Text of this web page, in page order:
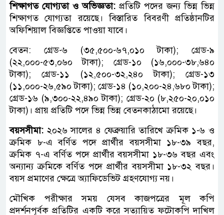
শিক্ষাগত যোগ্যতা ও অভিজ্ঞতা: প্রতিটি পদের জন্য ভিন্ন ভিন্ন
শিক্ষাগত যোগ্যতা রয়েছে। বিস্তারিত বিবরণী প্রতিষ্ঠানটির
অফিশিয়াল বিজ্ঞপ্তিতে পাওয়া যাবে।
বেতন: গ্রেড-৬ (৩৫,৫০০-৬৭,০১০ টাকা); গ্রেড-৯
(২২,০০০-৫৩,০৬০ টাকা); গ্রেড-১০ (১৬,০০০-৩৮,৬৪০
টাকা); গ্রেড-১১ (১২,৫০০-৩২,২৪০ টাকা); গ্রেড-১৩
(১১,০০০-২৬,৫৯০ টাকা); গ্রেড-১৪ (১০,২০০-২৪,৬৮০ টাকা);
গ্রেড-১৬ (৯,৩০০-২২,৪৯০ টাকা); গ্রেড-২০ (৮,২৫০-২০,০১০
টাকা)। প্রায় প্রতিটি পদে ভিন্ন ভিন্ন বেতনকাঠামো রয়েছে।
বয়সসীমা: ২০২৬ সালের ৪ ফেব্রুয়ারি তারিখে ক্রমিক ১-৬ ও
ক্রমিক ৮-এ বর্ণিত পদে প্রার্থীর বয়সসীমা ১৮-৩৯ বছর,
ক্রমিক ৭-এ বর্ণিত পদে প্রার্থীর বয়সসীমা ১৮-৩৬ বছর এবং
অন্যান্য ক্রমিকে বর্ণিত পদে প্রার্থীর বয়সসীমা ১৮-৩২ বছর।
বয়স প্রমাণের ক্ষেত্রে অ্যাফিডেভিট গ্রহণযোগ্য নয়।
মৌখিক পরীক্ষার সময় যেসব কাজপত্রের মূল কপি
প্রদর্শনপূর্বক প্রতিটির একটি করে সত্যায়িত ফটোকপি দাখিল